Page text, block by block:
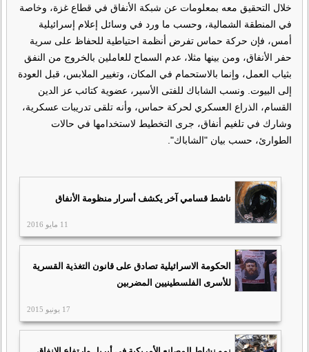
خلال التحقيق معه بمعلومات عن شبكة الأنفاق في قطاع غزة، وخاصة
في المنطقة الشمالية، وحسب ما ورد في وسائل إعلام إسرائيلية
أمس، فإن حركة حماس تفرض أنظمة احتياطية للحفاظ على سرية
حفر الأنفاق، ومن بينها مثلا، عدم السماح للعاملين بالخروج من النفق
بثياب العمل، وإنما بالاستحمام في المكان، وتغيير الملابس، قبل العودة
إلى البيوت. ونسب الشاباك للفتى الأسير، عضوية كتائب عز الدين
القسام، الذراع العسكري لحركة حماس، وأنه تلقى تدريبات عسكرية،
وشارك في تلغيم أنفاق، جرى التخطيط لاستخدامها في حالات
الطوارئ، حسب بيان "الشاباك".
ناشط قسامي آخر يكشف أسرار منظومة الأنفاق
11 مايو 2016
الحكومة الاسرائيلية تصادق على قانون التغذية القسرية
للأسرى الفلسطينيين المضربين
17 يونيو 2015